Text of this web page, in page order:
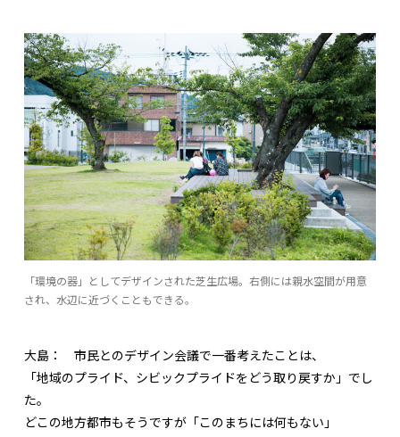
「環境の器」としてデザインされた芝生広場。右側には親水空間が用意
され、水辺に近づくこともできる。
大島： 市民とのデザイン会議で一番考えたことは、
「地域のプライド、シビックプライドをどう取り戻すか」でし
た。
どこの地方都市もそうですが「このまちには何もない」